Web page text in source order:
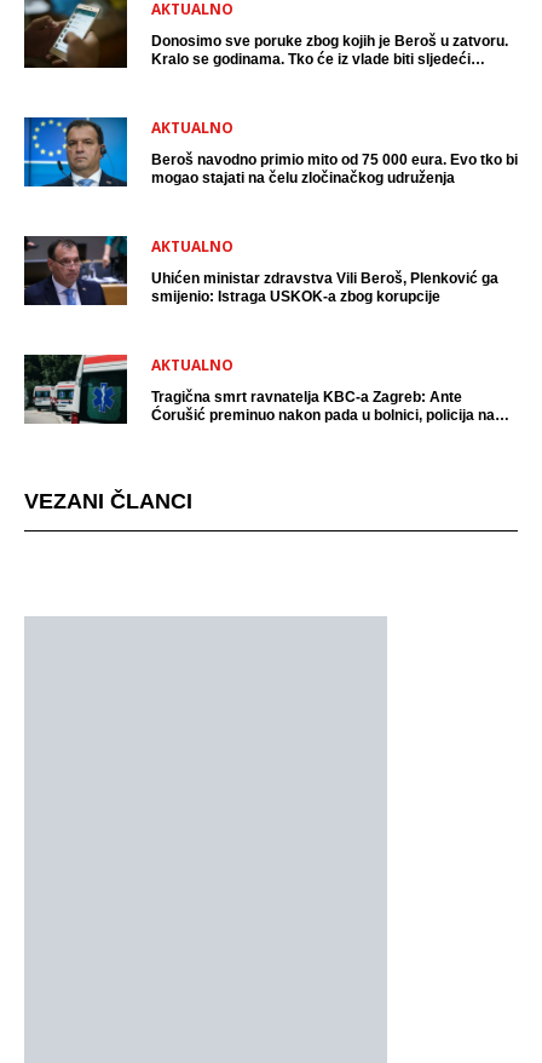
AKTUALNO
Donosimo sve poruke zbog kojih je Beroš u zatvoru.
Kralo se godinama. Tko će iz vlade biti sljedeći
AKTUALNO
Beroš navodno primio mito od 75 000 eura. Evo tko bi
mogao stajati na čelu zločinačkog udruženja
AKTUALNO
Uhićen ministar zdravstva Vili Beroš, Plenković ga
smijenio: Istraga USKOK-a zbog korupcije
AKTUALNO
Tragična smrt ravnatelja KBC-a Zagreb: Ante
Ćorušić preminuo nakon pada u bolnici, policija na
VEZANI ČLANCI